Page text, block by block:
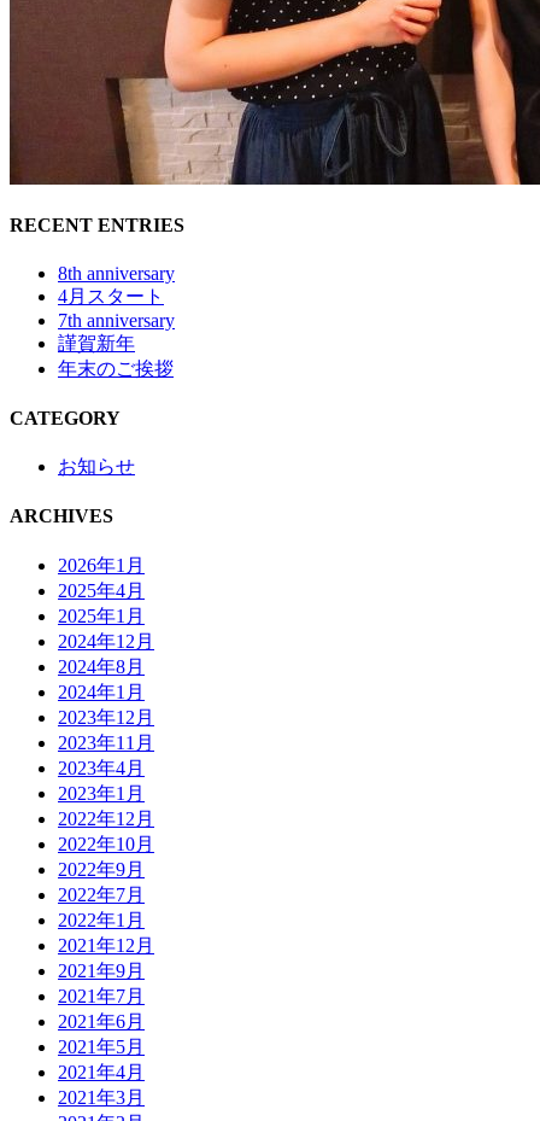
RECENT ENTRIES
8th anniversary
4月スタート
7th anniversary
謹賀新年
年末のご挨拶
CATEGORY
お知らせ
ARCHIVES
2026年1月
2025年4月
2025年1月
2024年12月
2024年8月
2024年1月
2023年12月
2023年11月
2023年4月
2023年1月
2022年12月
2022年10月
2022年9月
2022年7月
2022年1月
2021年12月
2021年9月
2021年7月
2021年6月
2021年5月
2021年4月
2021年3月